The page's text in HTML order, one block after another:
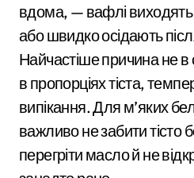
вдома, — вафлі
або швидко осідають
Найчастіше причина не в
в пропорціях тіста,
випікання. Для м’яких
важливо не забити
перегріти масло й не